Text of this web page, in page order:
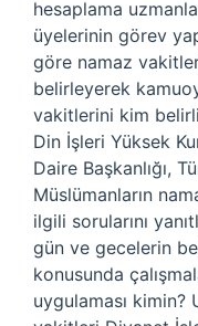
hesaplama
üyelerinin görev
göre namaz
belirleyerek
vakitlerini kim
Din İşleri Yüksek
Daire Başkanlığı,
Müslümanların
ilgili sorularını
gün ve gecelerin
konusunda
uygulaması kimin?